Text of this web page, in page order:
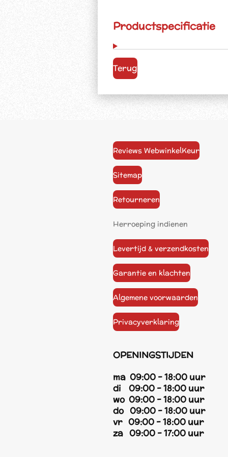
Productspecificatie
Terug
Reviews WebwinkelKeur
Sitemap
Retourneren
Herroeping indienen
Levertijd & verzendkosten
Garantie en klachten
Algemene voorwaarden
Privacyverklaring
OPENINGSTIJDEN
ma 09:00 - 18:00 uur
di 09:00 - 18:00 uur
wo 09:00 - 18:00 uur
do 09:00 - 18:00 uur
vr 09:00 - 18:00 uur
za 09:00 - 17:00 uur